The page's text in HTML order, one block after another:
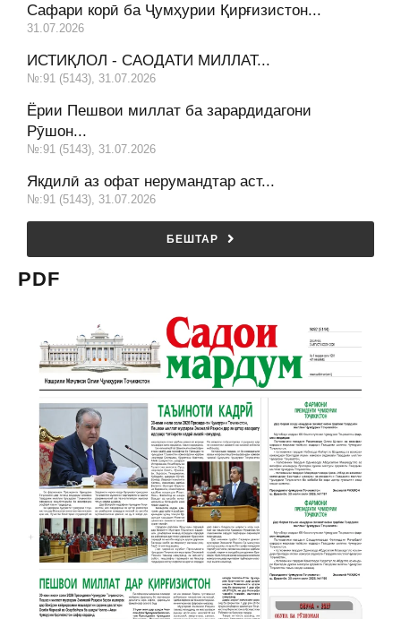
Сафари корӣ ба Ҷумҳурии Қирғизистон...
31.07.2026
ИСТИҚЛОЛ - САОДАТИ МИЛЛАТ...
№:91 (5143), 31.07.2026
Ёрии Пешвои миллат ба зарардидагони
Рӯшон...
№:91 (5143), 31.07.2026
Якдилӣ аз офат нерумандтар аст...
№:91 (5143), 31.07.2026
БЕШТАР
PDF